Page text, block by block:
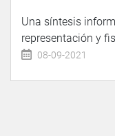
Una síntesis
representación y
08-09-2021